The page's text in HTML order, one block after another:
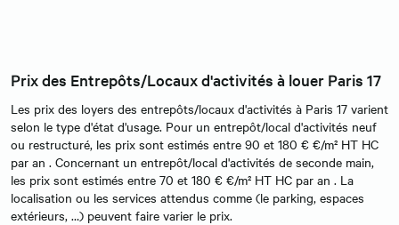
Prix des Entrepôts/Locaux d'activités à louer Paris 17
Les prix des loyers des entrepôts/locaux d'activités à Paris 17 varient
selon le type d'état d'usage. Pour un entrepôt/local d'activités neuf
ou restructuré, les prix sont estimés entre 90 et 180 € €/m² HT HC
par an . Concernant un entrepôt/local d'activités de seconde main,
les prix sont estimés entre 70 et 180 € €/m² HT HC par an . La
localisation ou les services attendus comme (le parking, espaces
extérieurs, …) peuvent faire varier le prix.